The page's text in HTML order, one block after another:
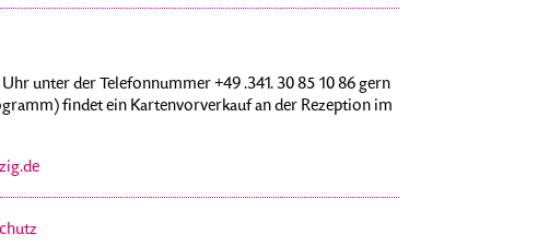
unter der Telefonnummer +49 .341. 30 85 10 86 gern
findet ein Kartenvorverkauf an der Rezeption im